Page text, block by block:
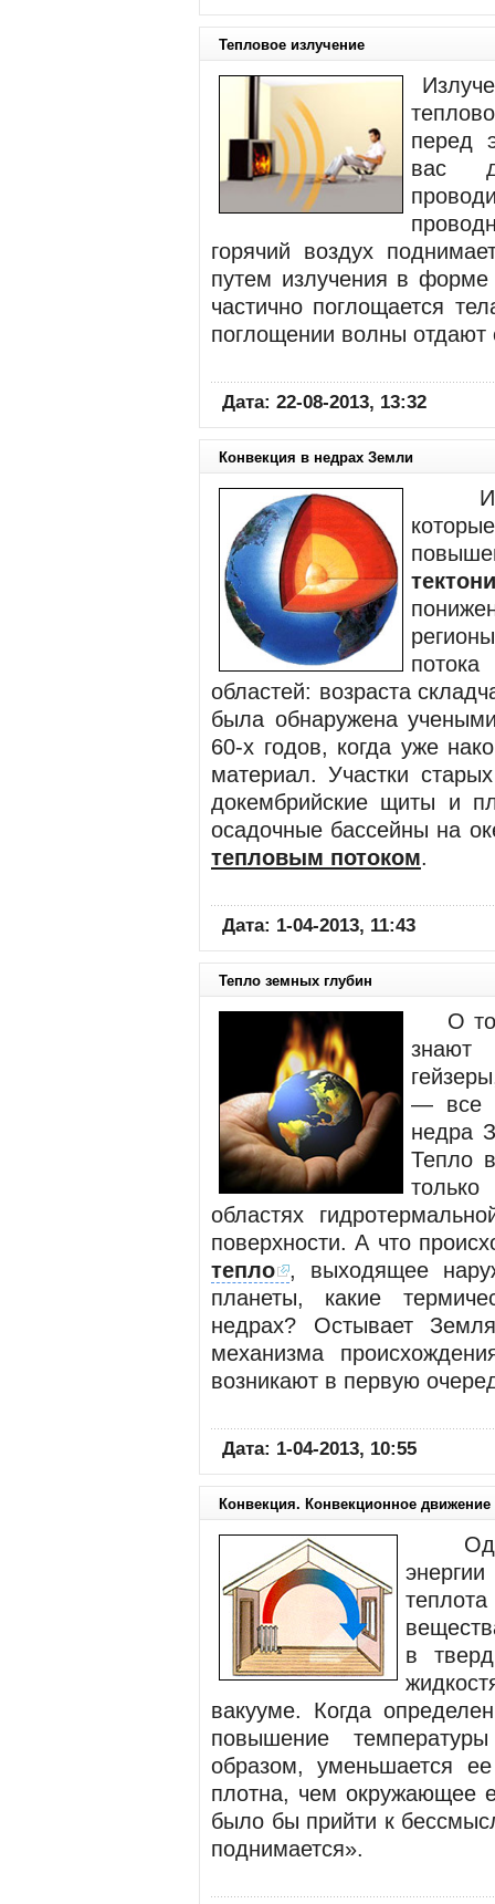
Тепловое излучение
перед
вас
горячий воздух
путем излучения в форме
частично поглощается
поглощении волны
Дата: 22-08-2013, 13:32
Конвекция в недрах Земли
Из
областей: возраста
была обнаружена
60-х годов, когда уже
материал. Участки
докембрийские щиты и
осадочные бассейны на
тепловым потоком.
Дата: 1-04-2013, 11:43
Тепло земных глубин
О
знают
— все
недра
Тепло
областях
поверхности. А что
тепло
, выходящее
планеты, какие
недрах? Остывает
механизма
возникают в первую
Дата: 1-04-2013, 10:55
Конвекция. Конвекционное движение
в
вакууме. Когда
повышение
образом, уменьшается
плотна, чем окружающее
было бы прийти к
поднимается».